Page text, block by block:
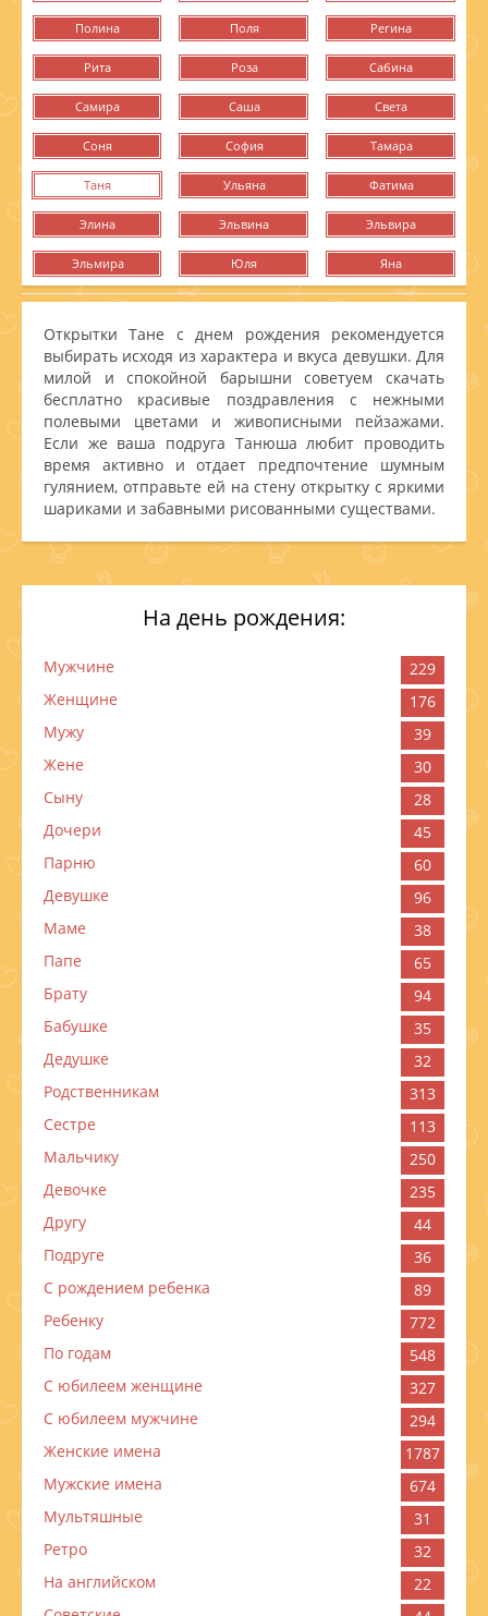
На день рождения:
Мужчине
229
Женщине
176
Мужу
39
Жене
30
Сыну
28
Дочери
45
Парню
60
Девушке
96
Маме
38
Папе
65
Брату
94
Бабушке
35
Дедушке
32
Родственникам
313
Сестре
113
Мальчику
250
Девочке
235
Другу
44
Подруге
36
С рождением ребенка
89
Ребенку
772
По годам
548
C юбилеем женщине
327
C юбилеем мужчине
294
Женские имена
1787
Мужские имена
674
Мультяшные
31
Ретро
32
На английском
22
Полина Поля Регина
Рита Роза Сабина
Самира Саша Света
Соня София Тамара
Таня Ульяна Фатима
Элина Эльвина Эльвира
Эльмира Юля Яна
Открытки Тане с днем рождения рекомендуется
выбирать исходя из характера и вкуса девушки. Для
милой и спокойной барышни советуем скачать
бесплатно красивые поздравления с нежными
полевыми цветами и живописными пейзажами.
Если же ваша подруга Танюша любит проводить
время активно и отдает предпочтение шумным
гулянием, отправьте ей на стену открытку с яркими
шариками и забавными рисованными существами.